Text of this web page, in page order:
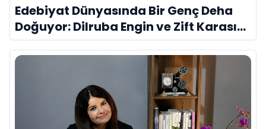
Edebiyat Dünyasında Bir Genç Deha
Doğuyor: Dilruba Engin ve Zift Karası
Evreni ‘AVENOİR’